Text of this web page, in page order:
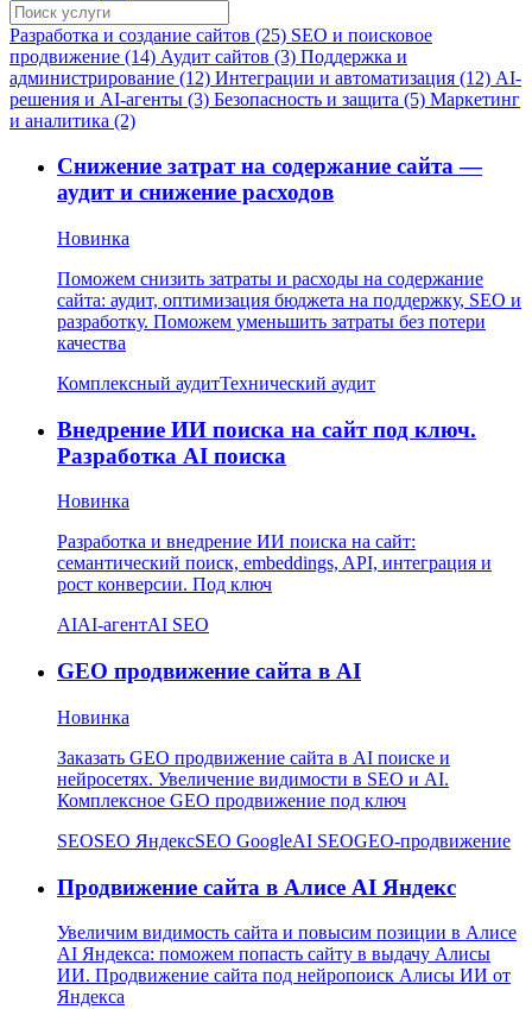
Разработка и создание сайтов (25) SEO и поисковое
продвижение (14) Аудит сайтов (3) Поддержка и
администрирование (12) Интеграции и автоматизация (12) AI-
решения и AI-агенты (3) Безопасность и защита (5) Маркетинг
и аналитика (2)
Снижение затрат на содержание сайта —
аудит и снижение расходов
Новинка
Поможем снизить затраты и расходы на содержание
сайта: аудит, оптимизация бюджета на поддержку, SEO и
разработку. Поможем уменьшить затраты без потери
качества
Комплексный аудитТехнический аудит
Внедрение ИИ поиска на сайт под ключ.
Разработка AI поиска
Новинка
Разработка и внедрение ИИ поиска на сайт:
семантический поиск, embeddings, API, интеграция и
рост конверсии. Под ключ
AIAI-агентAI SEO
GEO продвижение сайта в AI
Новинка
Заказать GEO продвижение сайта в AI поиске и
нейросетях. Увеличение видимости в SEO и AI.
Комплексное GEO продвижение под ключ
SEOSEO ЯндексSEO GoogleAI SEOGEO-продвижение
Продвижение сайта в Алисе AI Яндекс
Увеличим видимость сайта и повысим позиции в Алисе
AI Яндекса: поможем попасть сайту в выдачу Алисы
ИИ. Продвижение сайта под нейропоиск Алисы ИИ от
Яндекса